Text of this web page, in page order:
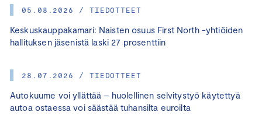
05.08.2026 / TIEDOTTEET
Keskuskauppakamari: Naisten osuus First North -yhtiöiden
hallituksen jäsenistä laski 27 prosenttiin
28.07.2026 / TIEDOTTEET
Autokuume voi yllättää – huolellinen selvitystyö käytettyä
autoa ostaessa voi säästää tuhansilta euroilta